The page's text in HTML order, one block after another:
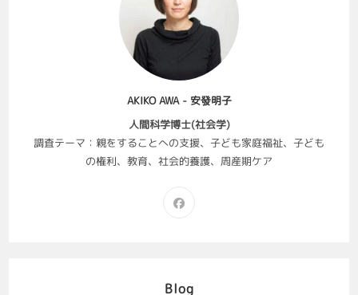
AKIKO AWA - 安發明子
人間科学博士(社会学)
調査テーマ：親をすることへの支援、子ども家庭福祉、子ども
の権利、教育、社会的養護、周産期ケア
Blog